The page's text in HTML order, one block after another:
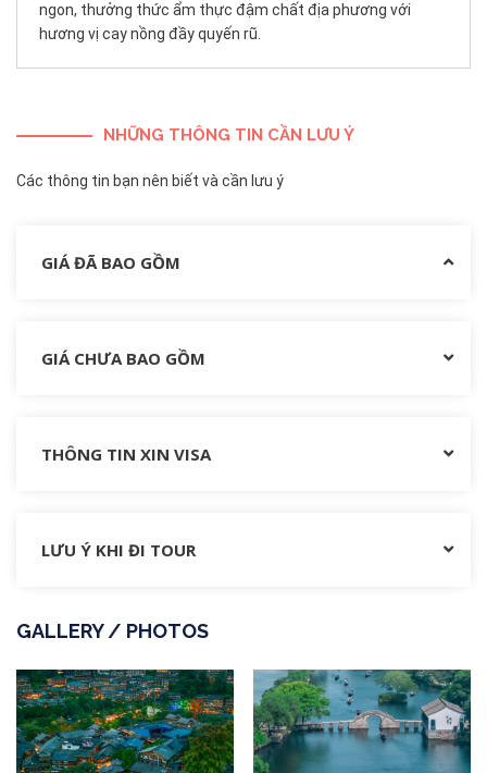
ngon, thưởng thức ẩm thực đậm chất địa phương với
hương vị cay nồng đầy quyến rũ.
NHỮNG THÔNG TIN CẦN LƯU Ý
Các thông tin bạn nên biết và cần lưu ý
GIÁ ĐÃ BAO GỒM
GIÁ CHƯA BAO GỒM
THÔNG TIN XIN VISA
LƯU Ý KHI ĐI TOUR
GALLERY / PHOTOS